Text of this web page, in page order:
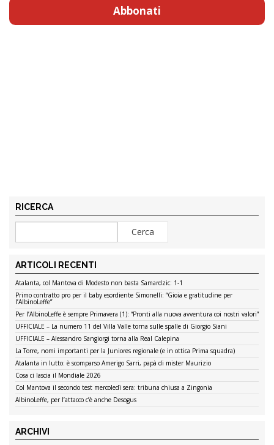
Abbonati
RICERCA
ARTICOLI RECENTI
Atalanta, col Mantova di Modesto non basta Samardzic: 1-1
Primo contratto pro per il baby esordiente Simonelli: “Gioia e gratitudine per
l’AlbinoLeffe”
Per l’AlbinoLeffe è sempre Primavera (1): “Pronti alla nuova avventura coi nostri valori”
UFFICIALE – La numero 11 del Villa Valle torna sulle spalle di Giorgio Siani
UFFICIALE – Alessandro Sangiorgi torna alla Real Calepina
La Torre, nomi importanti per la Juniores regionale (e in ottica Prima squadra)
Atalanta in lutto: è scomparso Amerigo Sarri, papà di mister Maurizio
Cosa ci lascia il Mondiale 2026
Col Mantova il secondo test mercoledì sera: tribuna chiusa a Zingonia
AlbinoLeffe, per l’attacco c’è anche Desogus
ARCHIVI